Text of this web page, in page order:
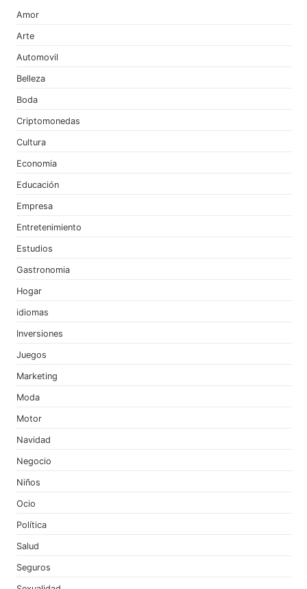
Amor
Arte
Automovil
Belleza
Boda
Criptomonedas
Cultura
Economia
Educación
Empresa
Entretenimiento
Estudios
Gastronomia
Hogar
idiomas
Inversiones
Juegos
Marketing
Moda
Motor
Navidad
Negocio
Niños
Ocio
Política
Salud
Seguros